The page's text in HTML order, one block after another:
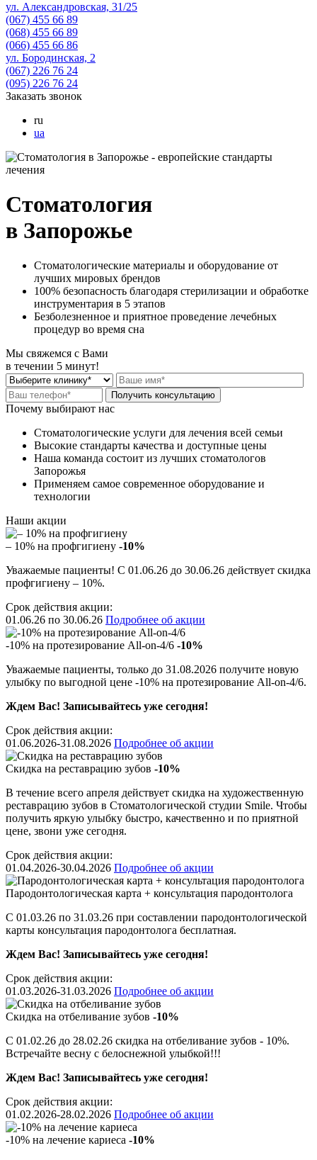
ул. Александровская, 31/25
(067) 455 66 89
(068) 455 66 89
(066) 455 66 86
ул. Бородинская, 2
(067) 226 76 24
(095) 226 76 24
Заказать звонок
ru
ua
Стоматология
в Запорожье
Стоматологические материалы и оборудование от
лучших мировых брендов
100% безопасность благодаря стерилизации и обработке
инструментария в 5 этапов
Безболезненное и приятное проведение лечебных
процедур во время сна
Мы свяжемся с Вами
в течении 5 минут!
Почему выбирают нас
Стоматологические услуги для лечения всей семьи
Высокие стандарты качества и доступные цены
Наша команда состоит из лучших стоматологов
Запорожья
Применяем самое современное оборудование и
технологии
Наши акции
– 10% на профгигиену -10%
Уважаемые пациенты! С 01.06.26 до 30.06.26 действует скидка
профгигиену – 10%.
Срок действия акции:
01.06.26 по 30.06.26 Подробнее об акции
-10% на протезирование All-on-4/6 -10%
Уважаемые пациенты, только до 31.08.2026 получите новую
улыбку по выгодной цене -10% на протезирование All-on-4/6.
Ждем Вас! Записывайтесь уже сегодня!
Срок действия акции:
01.06.2026-31.08.2026 Подробнее об акции
Скидка на реставрацию зубов -10%
В течение всего апреля действует скидка на художественную
реставрацию зубов в Стоматологической студии Smile. Чтобы
получить яркую улыбку быстро, качественно и по приятной
цене, звони уже сегодня.
Срок действия акции:
01.04.2026-30.04.2026 Подробнее об акции
Пародонтологическая карта + консультация пародонтолога
С 01.03.26 по 31.03.26 при составлении пародонтологической
карты консультация пародонтолога бесплатная.
Ждем Вас! Записывайтесь уже сегодня!
Срок действия акции:
01.03.2026-31.03.2026 Подробнее об акции
Скидка на отбеливание зубов -10%
С 01.02.26 до 28.02.26 скидка на отбеливание зубов - 10%.
Встречайте весну с белоснежной улыбкой!!!
Ждем Вас! Записывайтесь уже сегодня!
Срок действия акции:
01.02.2026-28.02.2026 Подробнее об акции
-10% на лечение кариеса -10%